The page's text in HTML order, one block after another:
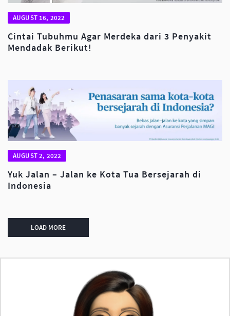
AUGUST 16, 2022
Cintai Tubuhmu Agar Merdeka dari 3 Penyakit
Mendadak Berikut!
AUGUST 2, 2022
Yuk Jalan – Jalan ke Kota Tua Bersejarah di
Indonesia
LOAD MORE